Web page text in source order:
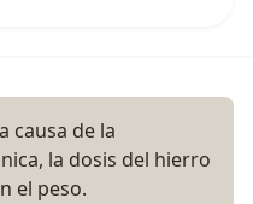
causa de la
la dosis del hierro
el peso.